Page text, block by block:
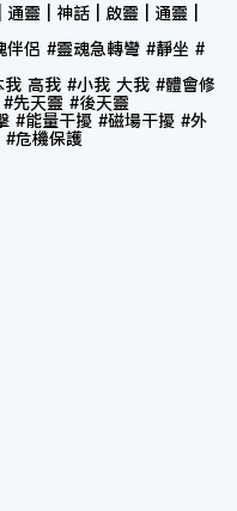
靈 | 神話 | 啟靈 | 通靈 |
侶 #靈魂急轉彎 #靜坐 #
高我 #小我 大我 #體會修
先天靈 #後天靈
#能量干擾 #磁場干擾 #外
危機保護